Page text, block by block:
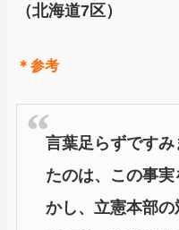
（北海道7区）
＊参考
言葉足らずです
たのは、この事
かし、立憲本部